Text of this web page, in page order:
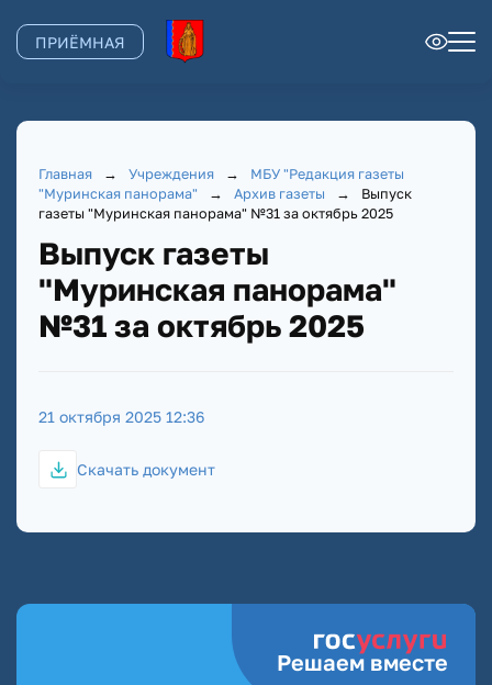
ПРИЁМНАЯ
Главная → Учреждения →
МБУ "Редакция газеты
"Муринская панорама"
→ Архив газеты →
Выпуск
газеты "Муринская панорама" №31 за октябрь 2025
Выпуск газеты
"Муринская панорама"
№31 за октябрь 2025
21 октября 2025 12:36
Скачать документ
Решаем вместе